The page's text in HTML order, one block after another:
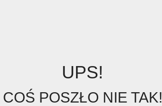
UPS!
COŚ POSZŁO NIE TAK!